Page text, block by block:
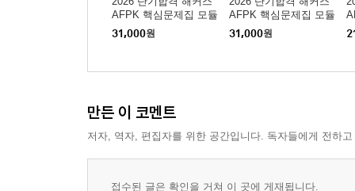
AFPK 핵심문제집 모듈
1
31,000원
AFPK 핵심문제집 모듈
2
31,000원
만든 이 코멘트
저자, 역자, 편집자를 위한 공간입니다. 독자들에게 전하
접수된 글은 확인을 거쳐 이 곳에 게재됩니다.